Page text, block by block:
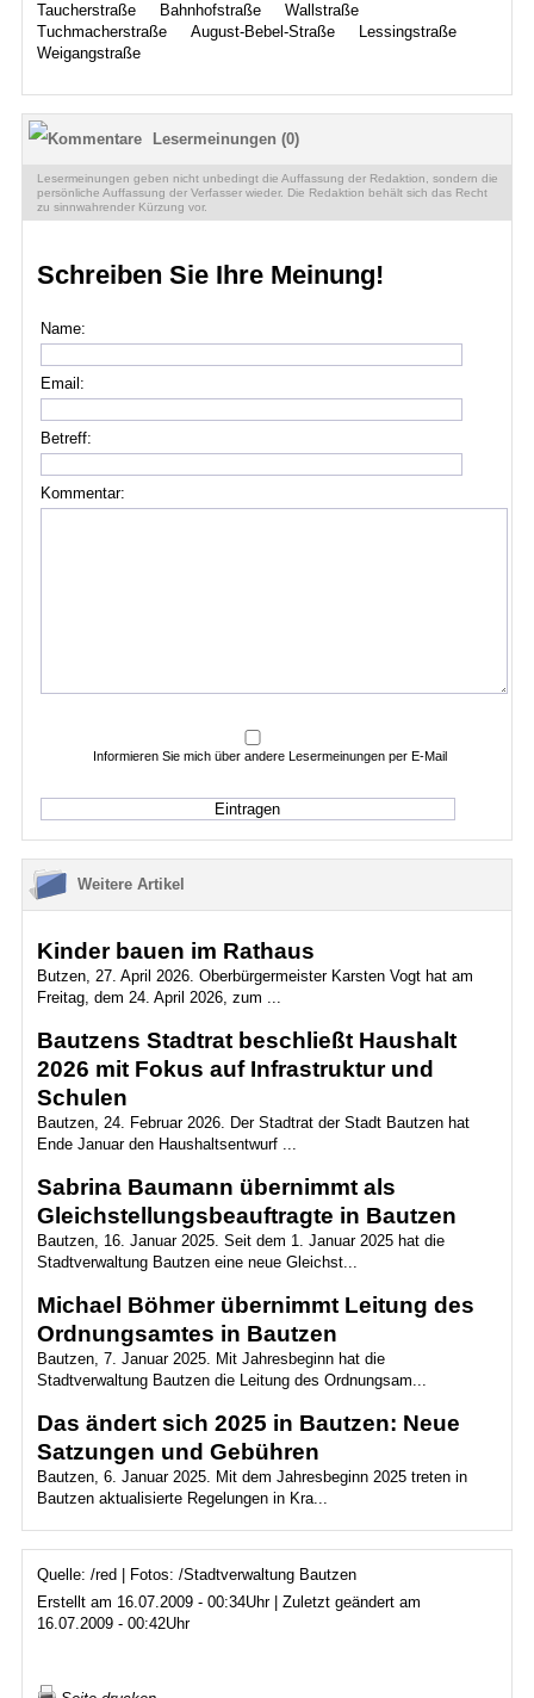
Taucherstraße
Bahnhofstraße
Wallstraße
Tuchmacherstraße
August-Bebel-Straße
Lessingstraße
Weigangstraße
Lesermeinungen (0)
Lesermeinungen geben nicht unbedingt die Auffassung der Redaktion, sondern die
persönliche Auffassung der Verfasser wieder. Die Redaktion behält sich das Recht
zu sinnwahrender Kürzung vor.
Schreiben Sie Ihre Meinung!
Name:
Email:
Betreff:
Kommentar:
Informieren Sie mich über andere Lesermeinungen per E-Mail
Weitere Artikel
Kinder bauen im Rathaus
Butzen, 27. April 2026. Oberbürgermeister Karsten Vogt hat am
Freitag, dem 24. April 2026, zum ...
Bautzens Stadtrat beschließt Haushalt
2026 mit Fokus auf Infrastruktur und
Schulen
Bautzen, 24. Februar 2026. Der Stadtrat der Stadt Bautzen hat
Ende Januar den Haushaltsentwurf ...
Sabrina Baumann übernimmt als
Gleichstellungsbeauftragte in Bautzen
Bautzen, 16. Januar 2025. Seit dem 1. Januar 2025 hat die
Stadtverwaltung Bautzen eine neue Gleichst...
Michael Böhmer übernimmt Leitung des
Ordnungsamtes in Bautzen
Bautzen, 7. Januar 2025. Mit Jahresbeginn hat die
Stadtverwaltung Bautzen die Leitung des Ordnungsam...
Das ändert sich 2025 in Bautzen: Neue
Satzungen und Gebühren
Bautzen, 6. Januar 2025. Mit dem Jahresbeginn 2025 treten in
Bautzen aktualisierte Regelungen in Kra...
Quelle: /red | Fotos: /Stadtverwaltung Bautzen
Erstellt am 16.07.2009 - 00:34Uhr | Zuletzt geändert am
16.07.2009 - 00:42Uhr